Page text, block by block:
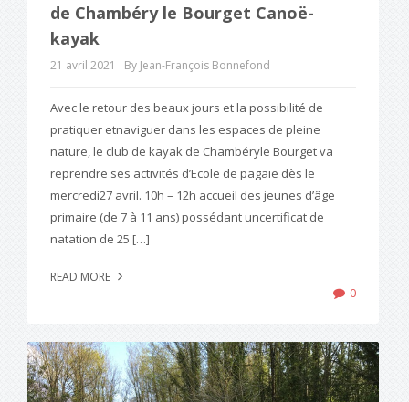
de Chambéry le Bourget Canoë-
kayak
21 avril 2021 By Jean-François Bonnefond
Avec le retour des beaux jours et la possibilité de
pratiquer etnaviguer dans les espaces de pleine
nature, le club de kayak de Chambéryle Bourget va
reprendre ses activités d’Ecole de pagaie dès le
mercredi27 avril. 10h – 12h accueil des jeunes d’âge
primaire (de 7 à 11 ans) possédant uncertificat de
natation de 25 […]
READ MORE
0